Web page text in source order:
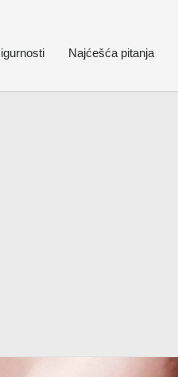
Najćešća pitanja